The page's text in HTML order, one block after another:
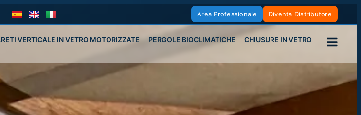
Diventa Distributore
Area Professionale
VERTICALE IN VETRO MOTORIZZATE PERGOLE BIOCLIMATICHE CHIUSURE IN VETRO